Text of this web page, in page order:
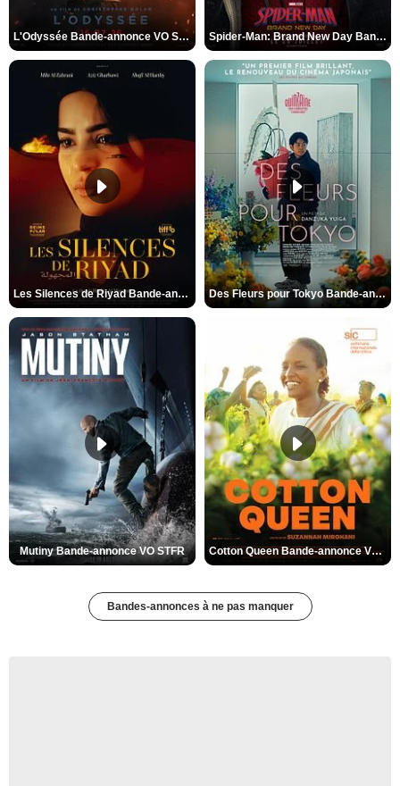
L'Odyssée Bande-annonce VO STFR Spider-Man: Brand New Day Bande-annonce VO STFR
Les Silences de Riyad Bande-annonce VO STFR Des Fleurs pour Tokyo Bande-annonce VO STFR
Mutiny Bande-annonce VO STFR Cotton Queen Bande-annonce VO STFR
Bandes-annonces à ne pas manquer